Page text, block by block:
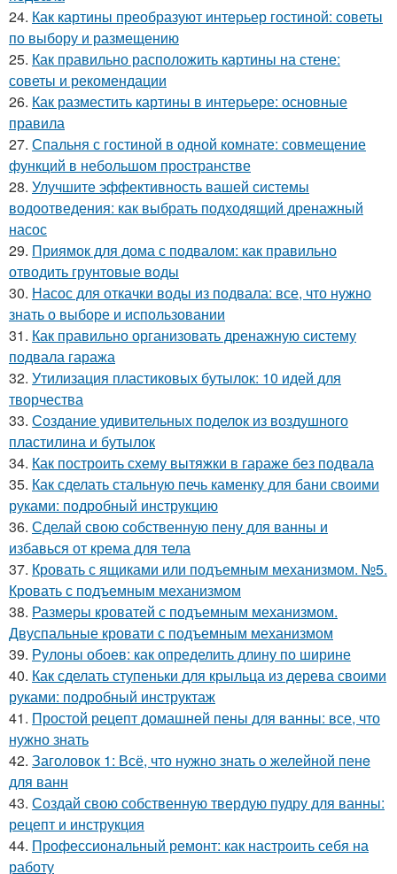
24. Как картины преобразуют интерьер гостиной: советы
по выбору и размещению
25. Как правильно расположить картины на стене:
советы и рекомендации
26. Как разместить картины в интерьере: основные
правила
27. Спальня с гостиной в одной комнате: совмещение
функций в небольшом пространстве
28. Улучшите эффективность вашей системы
водоотведения: как выбрать подходящий дренажный
насос
29. Приямок для дома с подвалом: как правильно
отводить грунтовые воды
30. Насос для откачки воды из подвала: все, что нужно
знать о выборе и использовании
31. Как правильно организовать дренажную систему
подвала гаража
32. Утилизация пластиковых бутылок: 10 идей для
творчества
33. Создание удивительных поделок из воздушного
пластилина и бутылок
34. Как построить схему вытяжки в гараже без подвала
35. Как сделать стальную печь каменку для бани своими
руками: подробный инструкцию
36. Сделай свою собственную пену для ванны и
избавься от крема для тела
37. Кровать с ящиками или подъемным механизмом. №5.
Кровать с подъемным механизмом
38. Размеры кроватей с подъемным механизмом.
Двуспальные кровати с подъемным механизмом
39. Рулоны обоев: как определить длину по ширине
40. Как сделать ступеньки для крыльца из дерева своими
руками: подробный инструктаж
41. Простой рецепт домашней пены для ванны: все, что
нужно знать
42. Заголовок 1: Всё, что нужно знать о желейной пенe
для ванн
43. Создай свою собственную твердую пудру для ванны:
рецепт и инструкция
44. Профессиональный ремонт: как настроить себя на
работу